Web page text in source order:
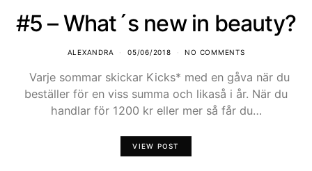
#5 – What´s new in beauty?
ALEXANDRA 05/06/2018 NO COMMENTS
Varje sommar skickar Kicks* med en gåva när du
beställer för en viss summa och likaså i år. När du
handlar för 1200 kr eller mer så får du…
VIEW POST